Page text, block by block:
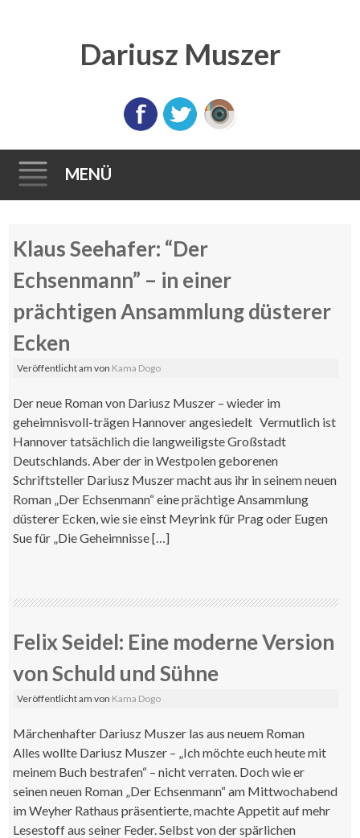
Dariusz Muszer
MENÜ
zum
Klaus Seehafer: “Der
Echsenmann” – in einer
prächtigen Ansammlung düsterer
Ecken
Veröffentlicht amvon Kama Dogo
Der neue Roman von Dariusz Muszer – wieder im
geheimnisvoll-trägen Hannover angesiedelt Vermutlich ist
Hannover tatsächlich die langweiligste Großstadt
Deutschlands. Aber der in Westpolen geborenen
Schriftsteller Dariusz Muszer macht aus ihr in seinem neuen
Roman „Der Echsenmann“ eine prächtige Ansammlung
düsterer Ecken, wie sie einst Meyrink für Prag oder Eugen
Sue für „Die Geheimnisse […]
Felix Seidel: Eine moderne Version
von Schuld und Sühne
Veröffentlicht amvon Kama Dogo
Märchenhafter Dariusz Muszer las aus neuem Roman
Alles wollte Dariusz Muszer – „Ich möchte euch heute mit
meinem Buch bestrafen“ – nicht verraten. Doch wie er
seinen neuen Roman „Der Echsenmann“ am Mittwochabend
im Weyher Rathaus präsentierte, machte Appetit auf mehr
Lesestoff aus seiner Feder. Selbst von der spärlichen